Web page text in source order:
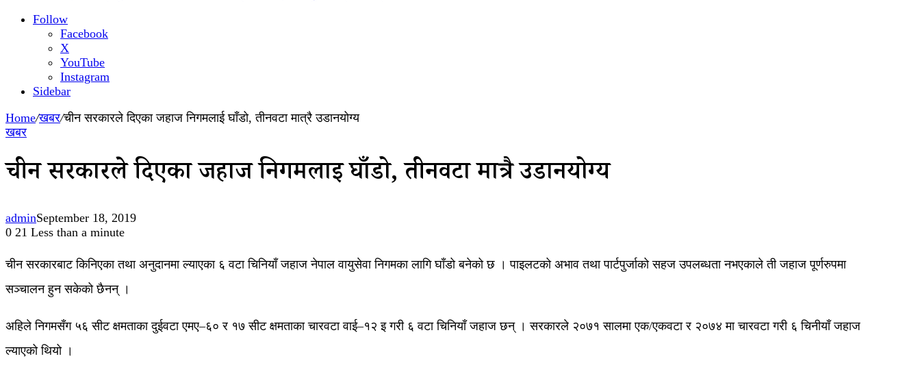
Follow
Facebook
X
YouTube
Instagram
Sidebar
Home/खबर/चीन सरकारले दिएका जहाज निगमलाई घाँडो, तीनवटा मात्रै उडानयोग्य
खबर
चीन सरकारले दिएका जहाज निगमलाई घाँडो, तीनवटा मात्रै उडानयोग्य
adminSeptember 18, 2019
0 21 Less than a minute
चीन सरकारबाट किनिएका तथा अनुदानमा ल्याएका ६ वटा चिनियाँ जहाज नेपाल वायुसेवा निगमका लागि घाँडो बनेको छ । पाइलटको अभाव तथा पार्टपुर्जाको सहज उपलब्धता नभएकाले ती जहाज पूर्णरुपमा
सञ्चालन हुन सकेको छैनन् ।
अहिले निगमसँग ५६ सीट क्षमताका दुईवटा एमए–६० र १७ सीट क्षमताका चारवटा वाई–१२ इ गरी ६ वटा चिनियाँ जहाज छन् । सरकारले २०७१ सालमा एक/एकवटा र २०७४ मा चारवटा गरी ६ चिनीयाँ जहाज
ल्याएको थियो ।